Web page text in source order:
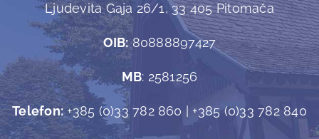
Ljudevita Gaja 26/1, 33 405 Pitomača
OIB:80888897427
MB: 2581256
Telefon:+385 (0)33 782 860 | +385 (0)33 782 840